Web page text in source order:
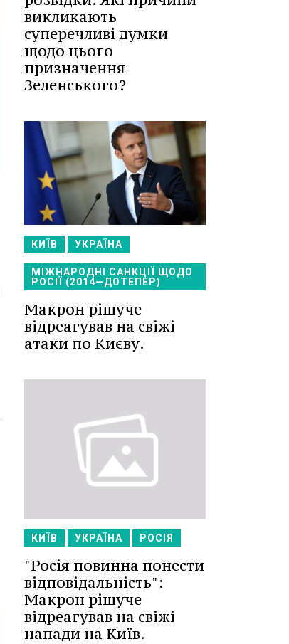
викликають
суперечливі думки
щодо цього
призначення
Зеленського?
КИЇВ УКРАЇНА
МІЖНАРОДНІ САНКЦІЇ ЩОДО
РОСІЇ (2014—ДОТЕПЕР)
Макрон рішуче
відреагував на свіжі
атаки по Києву.
КИЇВ УКРАЇНА РОСІЯ
"Росія повинна понести
відповідальність":
Макрон рішуче
відреагував на свіжі
напади на Київ.